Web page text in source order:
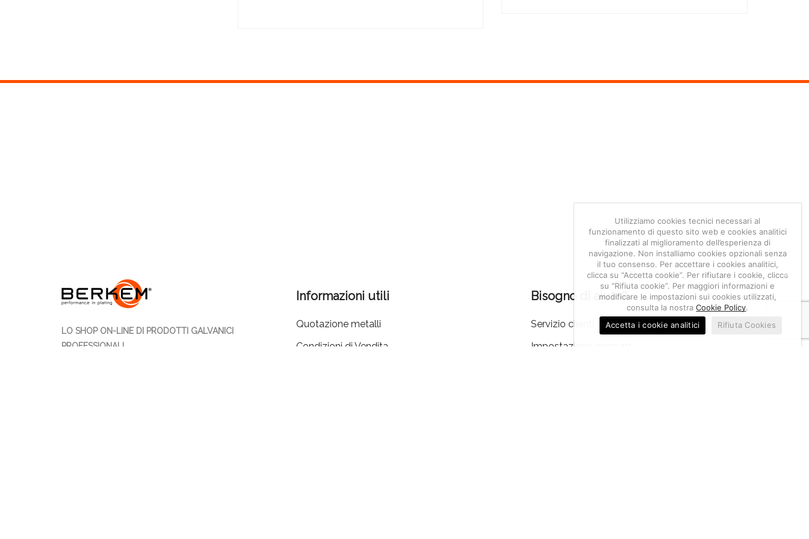
Utilizziamo cookies tecnici necessari al
funzionamento di questo sito web e cookies analitici
finalizzati al miglioramento dell’esperienza di
navigazione. Non installiamo cookies opzionali senza
il tuo consenso. Per accettare i cookies analitici,
clicca su “Accetta cookie”. Per rifiutare i cookie, clicca
su “Rifiuta cookie”. Per maggiori informazioni e
modificare le impostazioni sui cookies utilizzati,
consulta la nostraCookie Policy.
Accetta i cookie analitici
Rifiuta Cookies
LO SHOP ON-LINE DI PRODOTTI GALVANICI
PROFESSIONALI
Informazioni utili
Quotazione metalli
Condizioni di Vendita
Bisogno di aiuto?
Servizio clienti
Impostazione account